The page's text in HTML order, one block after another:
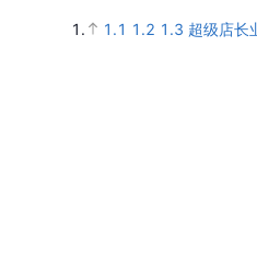
1. 1.1 1.2 1.3 超级店长